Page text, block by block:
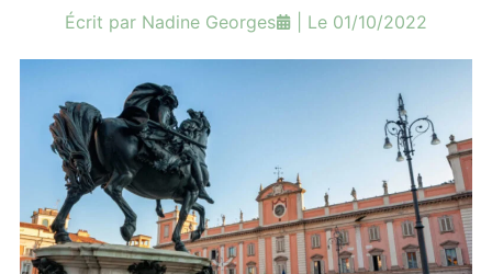
Écrit par Nadine Georges | Le 01/10/2022